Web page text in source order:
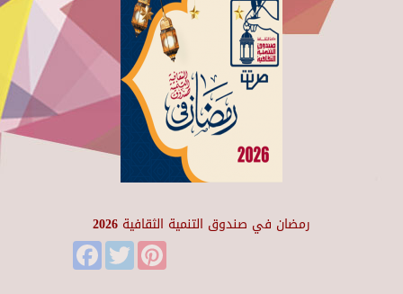
رمضان في صندوق التنمية الثقافية 2026
FacebookTwitter